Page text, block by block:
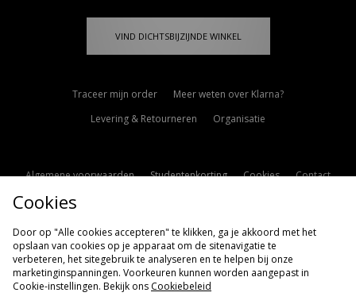
VIND DICHTSBIJZIJNDE WINKEL
Traceer mijn order
Meer weten over Klarna?
Levering & Retourneren
Organisatie
Algemene voorwaarden Studentenkorting Cookies
Contact
Cookie Instellingen
Cookies
Door op "Alle cookies accepteren" te klikken, ga je akkoord met het
opslaan van cookies op je apparaat om de sitenavigatie te
verbeteren, het sitegebruik te analyseren en te helpen bij onze
marketinginspanningen. Voorkeuren kunnen worden aangepast in
Cookie-instellingen. Bekijk ons Cookiebeleid